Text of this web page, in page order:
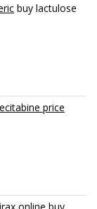
buy lactulose
price